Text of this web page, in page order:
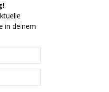
in deinem